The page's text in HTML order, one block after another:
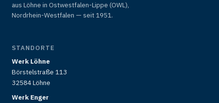
aus Löhne in Ostwestfalen-Lippe (OWL),
Nordrhein-Westfalen — seit 1951.
STANDORTE
Werk Löhne
Börstelstraße 113
32584 Löhne
Werk Enger